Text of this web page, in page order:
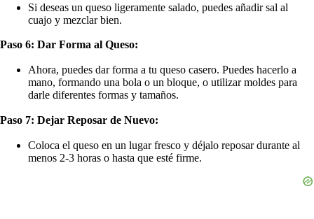
Si deseas un queso ligeramente salado, puedes añadir sal al
cuajo y mezclar bien.
Paso 6: Dar Forma al Queso:
Ahora, puedes dar forma a tu queso casero. Puedes hacerlo a
mano, formando una bola o un bloque, o utilizar moldes para
darle diferentes formas y tamaños.
Paso 7: Dejar Reposar de Nuevo:
Coloca el queso en un lugar fresco y déjalo reposar durante al
menos 2-3 horas o hasta que esté firme.